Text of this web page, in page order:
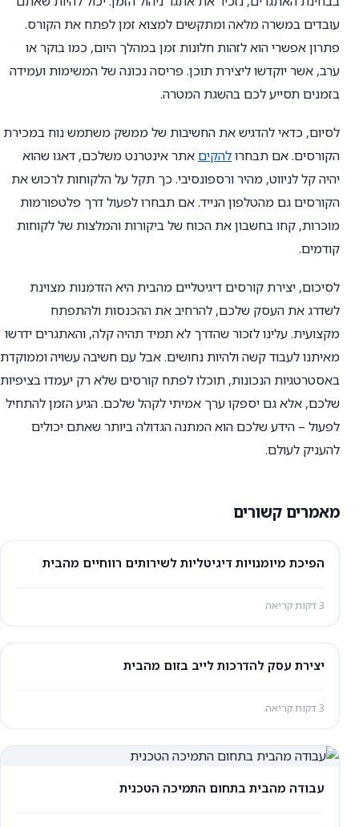
עובדים במשרה מלאה ומתקשים למצוא זמן לפתח את הקורס.
פתרון אפשרי הוא לזהות חלונות זמן במהלך היום, כמו בוקר או
ערב, אשר יוקדשו ליצירת תוכן. פריסה נכונה של המשימות ועמידה
בזמנים תסייע לכם בהשגת המטרה.
לסיום, כדאי להדגיש את החשיבות של ממשק משתמש נוח במכירת
הקורסים. אם תבחרולהקיםאתר אינטרנט משלכם, דאגו שהוא
יהיה קל לניווט, מהיר ורספונסיבי. כך תקל על הלקוחות לרכוש את
הקורסים גם מהטלפון הנייד. אם תבחרו לפעול דרך פלטפורמות
מוכרות, קחו בחשבון את הכוח של ביקורות והמלצות של לקוחות
קודמים.
לסיכום, יצירת קורסים דיגיטליים מהבית היא הזדמנות מצוינת
לשדרג את העסק שלכם, להרחיב את ההכנסות ולהתפתח
מקצועית. עלינו לזכור שהדרך לא תמיד תהיה קלה, והאתגרים ידרשו
מאיתנו לעבוד קשה ולהיות נחושים. אבל עם חשיבה עשויה וממוקדת
באסטרטגיות הנכונות, תוכלו לפתח קורסים שלא רק יעמדו בציפיות
שלכם, אלא גם יספקו ערך אמיתי לקהל שלכם. הגיע הזמן להתחיל
לפעול – הידע שלכם הוא המתנה הגדולה ביותר שאתם יכולים
להעניק לעולם.
מאמרים קשורים
הפיכת מיומנויות דיגיטליות לשירותים רווחיים מהבית
3 דקות קריאה
יצירת עסק להדרכות לייב בזום מהבית
3 דקות קריאה
עבודה מהבית בתחום התמיכה הטכנית